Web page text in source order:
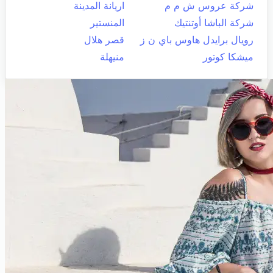
شركة عروس ش م م
اريانة المدينة
شركة الباشا أوتنتيك
المنستير
رويال برايدل هاوس باي ن ز
قصر هلال
ميشكا كوتور
منيهلة